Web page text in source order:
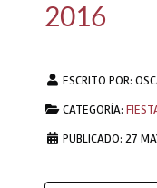
2016
ESCRITO POR:
CATEGORÍA:
PUBLICADO: 27